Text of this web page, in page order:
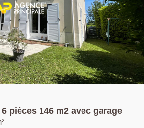
moments de détente en famille, les
d'aménagement paysager. Une
d'évolution, idéale pour une famille
et de la proximité des écoles, des
et
au 01.39.13.12.21 pour obtenir plus
une visite !
pièces 146 m2 avec garage